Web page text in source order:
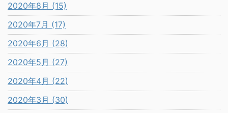
2020年8月 (15)
2020年7月 (17)
2020年6月 (28)
2020年5月 (27)
2020年4月 (22)
2020年3月 (30)